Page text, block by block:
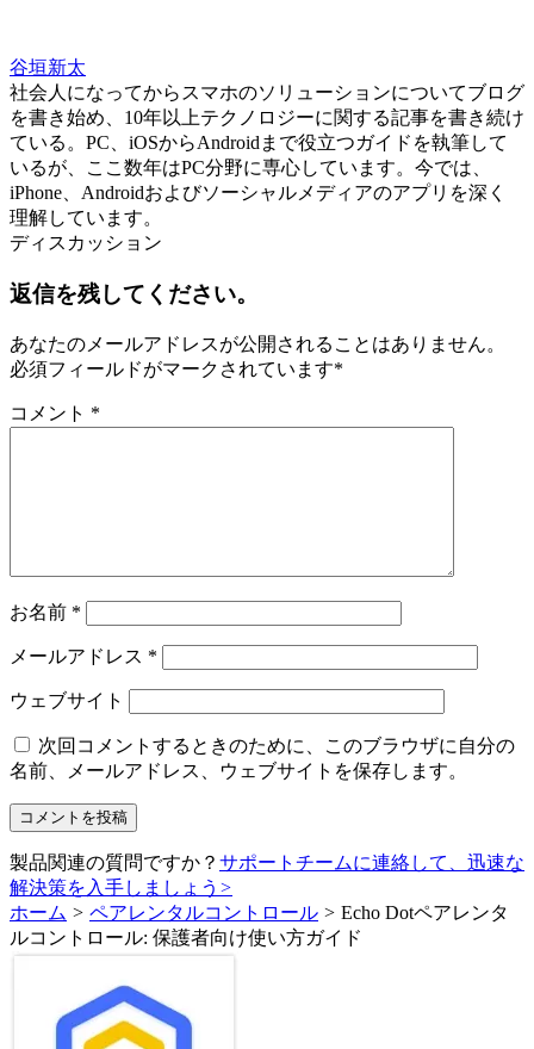
谷垣新太
社会人になってからスマホのソリューションについてブログ
を書き始め、10年以上テクノロジーに関する記事を書き続け
ている。PC、iOSからAndroidまで役立つガイドを執筆して
いるが、ここ数年はPC分野に専心しています。今では、
iPhone、Androidおよびソーシャルメディアのアプリを深く
理解しています。
ディスカッション
返信を残してください。
あなたのメールアドレスが公開されることはありません。
必須フィールドがマークされています*
コメント *
お名前 *
メールアドレス *
ウェブサイト
次回コメントするときのために、このブラウザに自分の
名前、メールアドレス、ウェブサイトを保存します。
製品関連の質問ですか？ サポートチームに連絡して、迅速な
解決策を入手しましょう >
ホーム > ペアレンタルコントロール > Echo Dotペアレンタ
ルコントロール: 保護者向け使い方ガイド